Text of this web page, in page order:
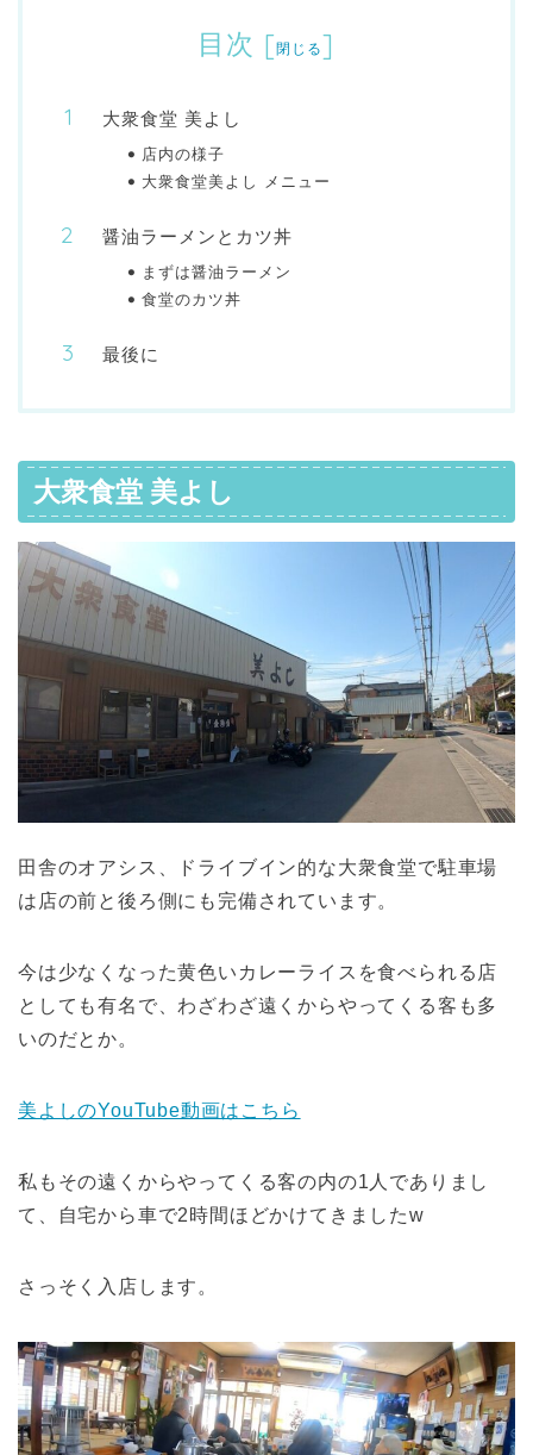
目次 [閉じる]
大衆食堂 美よし
店内の様子
大衆食堂美よし メニュー
醤油ラーメンとカツ丼
まずは醤油ラーメン
食堂のカツ丼
最後に
大衆食堂 美よし
田舎のオアシス、ドライブイン的な大衆食堂で駐車場
は店の前と後ろ側にも完備されています。
今は少なくなった黄色いカレーライスを食べられる店
としても有名で、わざわざ遠くからやってくる客も多
いのだとか。
美よしのYouTube動画はこちら
私もその遠くからやってくる客の内の1人でありまし
て、自宅から車で2時間ほどかけてきましたw
さっそく入店します。